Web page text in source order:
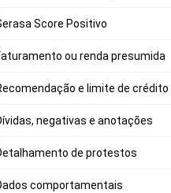
Score Positivo
ou renda presumida
e limite de crédito
negativas e anotações
de protestos
comportamentais